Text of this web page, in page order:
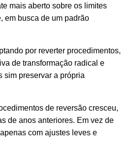
mais aberto sobre os limites
em busca de um padrão
por reverter procedimentos,
de transformação radical e
sim preservar a própria
de reversão cresceu,
de anos anteriores. Em vez de
com ajustes leves e